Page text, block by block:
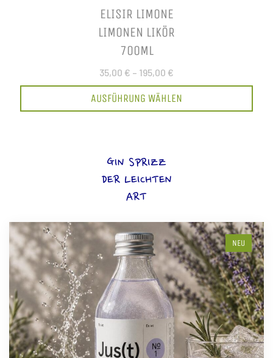
ELISIR LIMONE
LIMONEN LIKÖR
700ML
35,00 € – 195,00 €
AUSFÜHRUNG WÄHLEN
GIN SPRIZZ
DER LEICHTEN
ART
NEU